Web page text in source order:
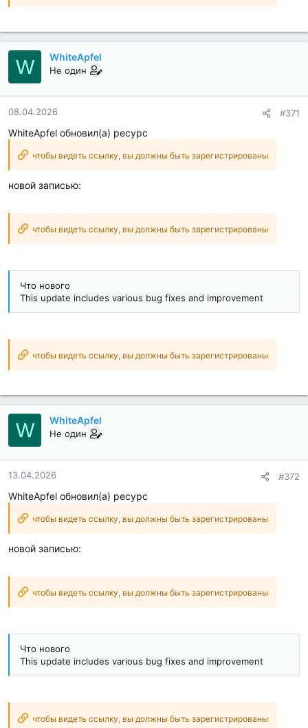
W WhiteApfel
Не один
08.04.2026 #371
WhiteApfel обновил(а) ресурс
чтобы видеть ссылку, вы должны быть зарегистрированы
новой записью:
чтобы видеть ссылку, вы должны быть зарегистрированы
Что нового
This update includes various bug fixes and improvement
чтобы видеть ссылку, вы должны быть зарегистрированы
W WhiteApfel
Не один
13.04.2026 #372
WhiteApfel обновил(а) ресурс
чтобы видеть ссылку, вы должны быть зарегистрированы
новой записью:
чтобы видеть ссылку, вы должны быть зарегистрированы
Что нового
This update includes various bug fixes and improvement
чтобы видеть ссылку, вы должны быть зарегистрированы